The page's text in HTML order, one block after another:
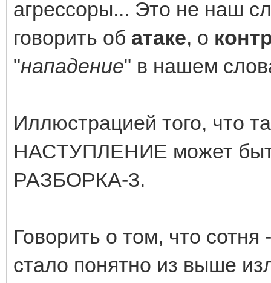
агрессоры... Это не наш
говорить об атаке, о
"нападение" в нашем
Иллюстрацией того, что
НАСТУПЛЕНИЕ может
РАЗБОРКА-3.
Говорить о том, что
стало понятно из выше